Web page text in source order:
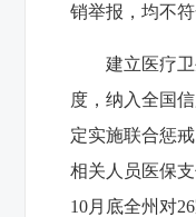
销举报，均不符
建立医疗
度，纳入全国
定实施联合惩
相关人员医保
10月底全州对